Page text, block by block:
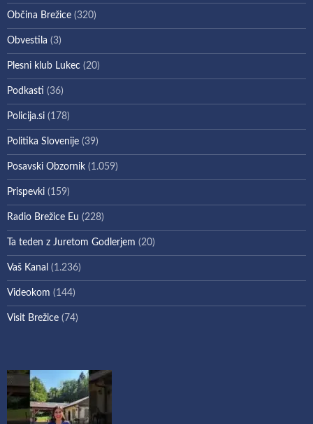
Občina Brežice (320)
Obvestila (3)
Plesni klub Lukec (20)
Podkasti (36)
Policija.si (178)
Politika Slovenije (39)
Posavski Obzornik (1.059)
Prispevki (159)
Radio Brežice Eu (228)
Ta teden z Juretom Godlerjem (20)
Vaš Kanal (1.236)
Videokom (144)
Visit Brežice (74)